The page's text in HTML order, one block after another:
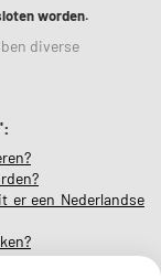
worden.
diverse
er een Nederlandse
dit?